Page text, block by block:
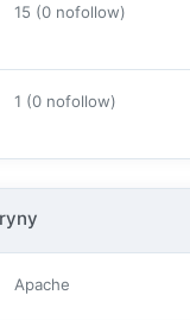
15 (0 nofollow)
1 (0 nofollow)
Apache